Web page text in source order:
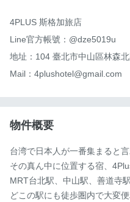
4PLUS 斯格加旅店
Line官方帳號：@dze5019u
地址：104 臺北市中山區林森
Mail：4plushotel@gmail.com
物件概要
台湾で日本人が一番集まると
その真ん中に位置する宿、
MRT台北駅、中山駅、善道寺駅
どこの駅にも徒歩圏内で大変便